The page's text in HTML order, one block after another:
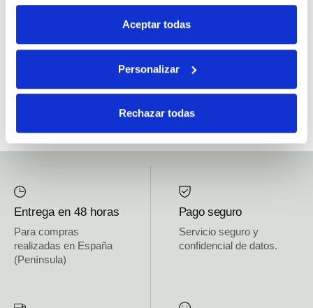
Aceptar todas
Personalizar
Rechazar todas
fines comerciales, legitimación: consentimiento, destinatarios: proveedor de
mensajería online, derechos: Acceder, rectificar y suprimir los datos, así como
otros derechos, como se explica en la información adicional.
Entrega en 48 horas
Para compras
realizadas en España
(Península)
Pago seguro
Servicio seguro y
confidencial de datos.